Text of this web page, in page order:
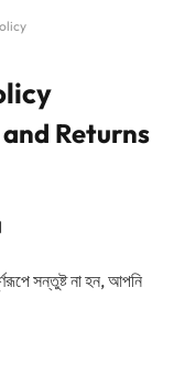
Returns
সন্তুষ্ট না হন, আপনি